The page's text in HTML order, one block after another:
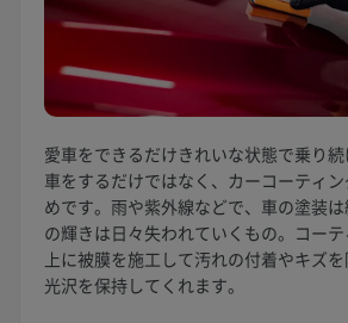
愛車をできるだけきれいな状態で乗り
車をするだけではなく、カーコーティ
めです。雨や紫外線などで、車の塗装
の輝きは日々失われていくもの。コー
上に被膜を施工して汚れの付着やキズ
光沢を保持してくれます。